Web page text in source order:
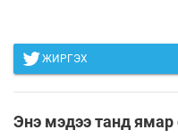
ЖИРГЭХ
Энэ мэдээ танд ямар